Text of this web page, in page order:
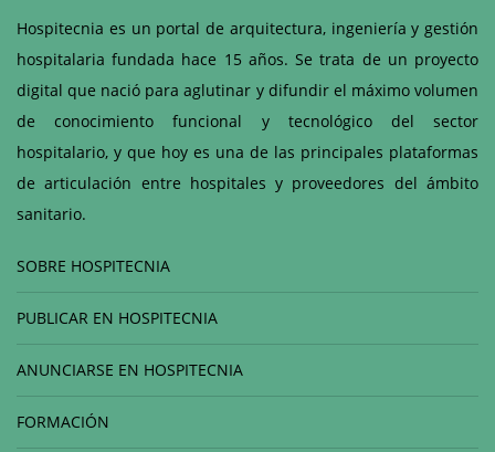
Hospitecnia es un portal de arquitectura, ingeniería y gestión
hospitalaria fundada hace 15 años. Se trata de un proyecto
digital que nació para aglutinar y difundir el máximo volumen
de conocimiento funcional y tecnológico del sector
hospitalario, y que hoy es una de las principales plataformas
de articulación entre hospitales y proveedores del ámbito
sanitario.
SOBRE HOSPITECNIA
PUBLICAR EN HOSPITECNIA
ANUNCIARSE EN HOSPITECNIA
FORMACIÓN